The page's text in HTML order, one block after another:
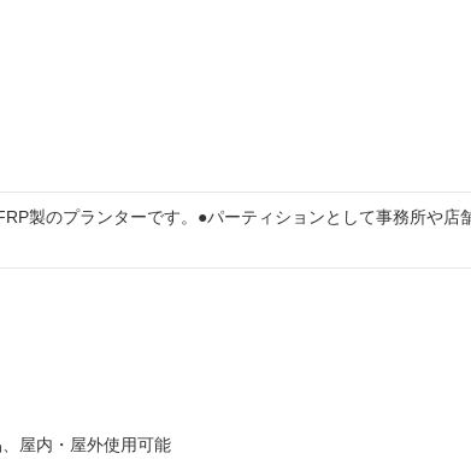
製のプランターです。●パーティションとして事務所や店
屋内・屋外使用可能